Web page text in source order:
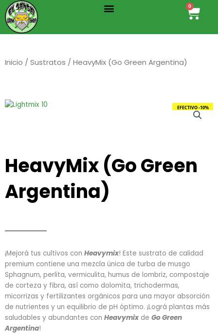
al
contenido
Menu 0
Cart
Inicio / Sustratos / HeavyMix (Go Green Argentina)
EFECTIVO -10%
HeavyMix (Go Green
Argentina)
¡Mejorá tus cultivos con Heavymix! Este sustrato de calidad
premium contiene una mezcla única de turba de musgo
Sphagnum, perlita, vermiculita, humus de lombriz, compostaje
de corteza y fibra, así como dolomita, trichodermas,
micorrizas y fertilizantes orgánicos para una mayor absorción
de nutrientes y un equilibrio de pH óptimo. ¡Lográ plantas más
saludables y abundantes con Heavymixde Go Green
Argentina!